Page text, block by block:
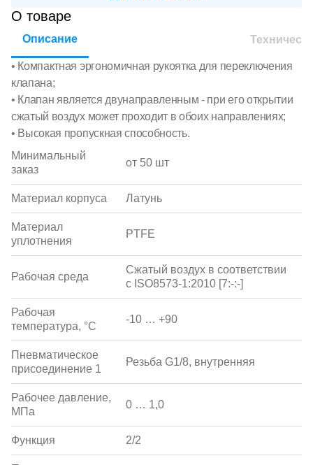
О товаре
Описание
• Компактная эргономичная рукоятка для переключения
клапана;
• Клапан является двунаправленным - при его открытии
сжатый воздух может проходит в обоих направлениях;
• Высокая пропускная способность.
Минимальный
заказ
от 50 шт
Материал корпуса Латунь
Материал
уплотнения
PTFE
Рабочая среда
Сжатый воздух в соответствии
с ISO8573-1:2010 [7:-:-]
Рабочая
температура, °С
-10 … +90
Пневматическое
присоединение 1
Резьба G1/8, внутренняя
Рабочее давление,
МПа
0 … 1,0
Функция 2/2